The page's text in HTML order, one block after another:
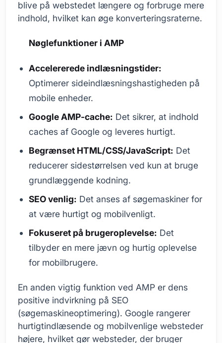
blive på webstedet længere og forbruge mere
indhold, hvilket kan øge konverteringsraterne.
Nøglefunktioner i AMP
Accelererede indlæsningstider:
Optimerer sideindlæsningshastigheden på
mobile enheder.
Google AMP-cache: Det sikrer, at indhold
caches af Google og leveres hurtigt.
Begrænset HTML/CSS/JavaScript: Det
reducerer sidestørrelsen ved kun at bruge
grundlæggende kodning.
SEO venlig: Det anses af søgemaskiner for
at være hurtigt og mobilvenligt.
Fokuseret på brugeroplevelse: Det
tilbyder en mere jævn og hurtig oplevelse
for mobilbrugere.
En anden vigtig funktion ved AMP er dens
positive indvirkning på SEO
(søgemaskineoptimering). Google rangerer
hurtigtindlæsende og mobilvenlige websteder
højere, hvilket gør websteder, der bruger